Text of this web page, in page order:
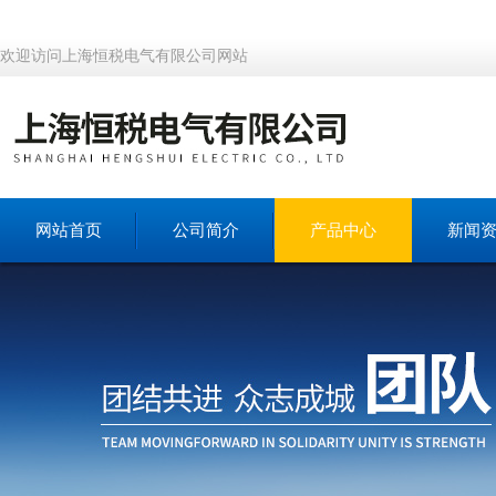
欢迎访问上海恒税电气有限公司网站
网站首页 公司简介 产品中心 新闻